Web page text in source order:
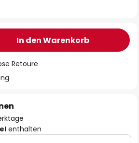
In den Warenkorb
Retoure
enthalten